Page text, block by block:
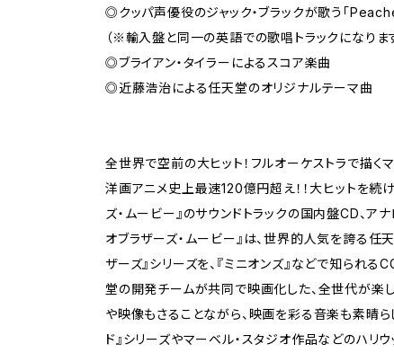
◎クッパ声優役のジャック・ブラックが歌う「
（※輸入盤と同一の英語での歌唱トラックになります
◎ブライアン・タイラーによるスコア楽曲
◎近藤浩治による任天堂のオリジナルテーマ曲
全世界で空前の大ヒット！フルオーケストラで描くマ
洋画アニメ史上最速120億円超え！！大ヒットを続
ズ・ムービー』のサウンドトラックの国内盤CD、ア
オブラザーズ・ムービー』は、世界的人気を誇る任
ザーズ』シリーズを、『ミニオンズ』などで知られる
堂の開発チームが共同で映画化した、全世代が楽し
や映像もさることながら、映画を彩る音楽も素晴ら
ド』シリーズやマーベル・スタジオ作品などのハリ